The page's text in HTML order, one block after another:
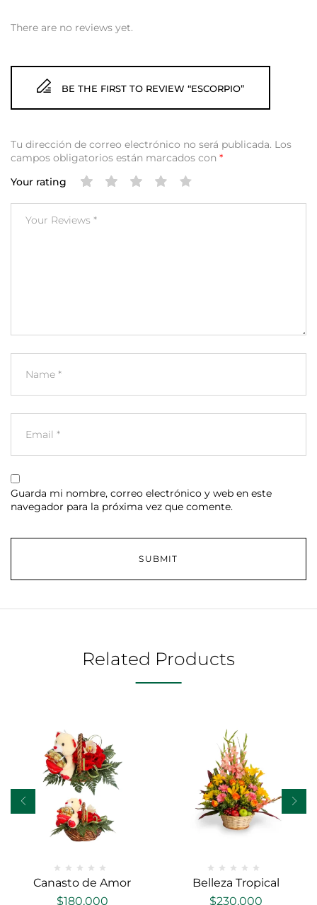
There are no reviews yet.
BE THE FIRST TO REVIEW “ESCORPIO”
Tu dirección de correo electrónico no será publicada. Los
campos obligatorios están marcados con *
Your rating
Guarda mi nombre, correo electrónico y web en este
navegador para la próxima vez que comente.
Related Products
Canasto de Amor
$180,000
Belleza Tropical
$230,000